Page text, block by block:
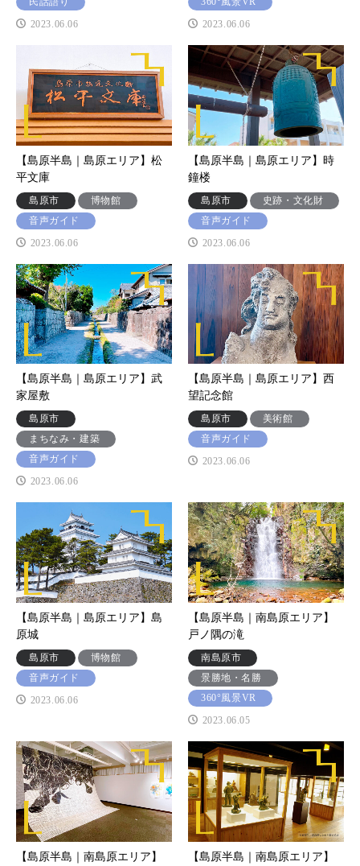
2023.06.06
2023.06.06
【島原半島｜島原エリア】松
平文庫
島原市
博物館
音声ガイド
2023.06.06
【島原半島｜島原エリア】時
鐘楼
島原市
史跡・文化財
音声ガイド
2023.06.06
【島原半島｜島原エリア】武
家屋敷
島原市
まちなみ・建築
音声ガイド
2023.06.06
【島原半島｜島原エリア】西
望記念館
島原市
美術館
音声ガイド
2023.06.06
【島原半島｜島原エリア】島
原城
島原市
博物館
音声ガイド
2023.06.06
【島原半島｜南島原エリア】
戸ノ隅の滝
南島原市
景勝地・名勝
360°風景VR
2023.06.05
【島原半島｜南島原エリア】
【島原半島｜南島原エリア】